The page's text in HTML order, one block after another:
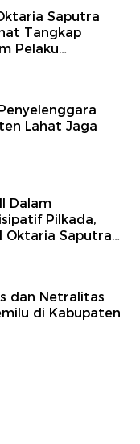
Saputra
Tangkap
Pelaku
Lahat Jaga
Dalam
Pilkada,
Oktaria Saputra
Lahat
dan Netralitas
di Kabupaten